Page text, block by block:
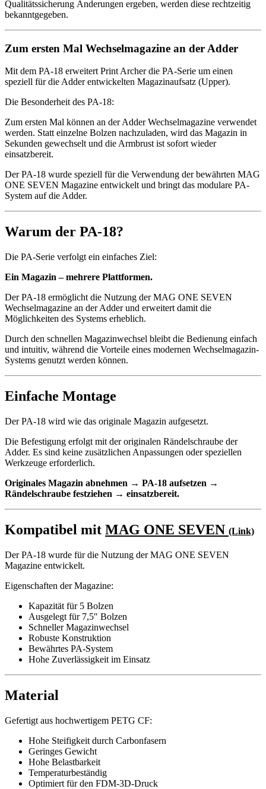
Qualitätssicherung Änderungen ergeben, werden diese rechtzeitig
bekanntgegeben.
Zum ersten Mal Wechselmagazine an der Adder
Mit dem PA-18 erweitert Print Archer die PA-Serie um einen
speziell für die Adder entwickelten Magazinaufsatz (Upper).
Die Besonderheit des PA-18:
Zum ersten Mal können an der Adder Wechselmagazine verwendet
werden. Statt einzelne Bolzen nachzuladen, wird das Magazin in
Sekunden gewechselt und die Armbrust ist sofort wieder
einsatzbereit.
Der PA-18 wurde speziell für die Verwendung der bewährten MAG
ONE SEVEN Magazine entwickelt und bringt das modulare PA-
System auf die Adder.
Warum der PA-18?
Die PA-Serie verfolgt ein einfaches Ziel:
Ein Magazin – mehrere Plattformen.
Der PA-18 ermöglicht die Nutzung der MAG ONE SEVEN
Wechselmagazine an der Adder und erweitert damit die
Möglichkeiten des Systems erheblich.
Durch den schnellen Magazinwechsel bleibt die Bedienung einfach
und intuitiv, während die Vorteile eines modernen Wechselmagazin-
Systems genutzt werden können.
Einfache Montage
Der PA-18 wird wie das originale Magazin aufgesetzt.
Die Befestigung erfolgt mit der originalen Rändelschraube der
Adder. Es sind keine zusätzlichen Anpassungen oder speziellen
Werkzeuge erforderlich.
Originales Magazin abnehmen → PA-18 aufsetzen →
Rändelschraube festziehen → einsatzbereit.
Kompatibel mit MAG ONE SEVEN (Link)
Der PA-18 wurde für die Nutzung der MAG ONE SEVEN
Magazine entwickelt.
Eigenschaften der Magazine:
Kapazität für 5 Bolzen
Ausgelegt für 7,5″ Bolzen
Schneller Magazinwechsel
Robuste Konstruktion
Bewährtes PA-System
Hohe Zuverlässigkeit im Einsatz
Material
Gefertigt aus hochwertigem PETG CF:
Hohe Steifigkeit durch Carbonfasern
Geringes Gewicht
Hohe Belastbarkeit
Temperaturbeständig
Optimiert für den FDM-3D-Druck